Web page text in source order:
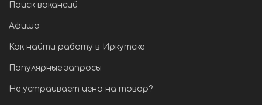
Поиск вакансий
Афиша
Как найти работу в Иркутске
Популярные запросы
Не устраивает цена на товар?